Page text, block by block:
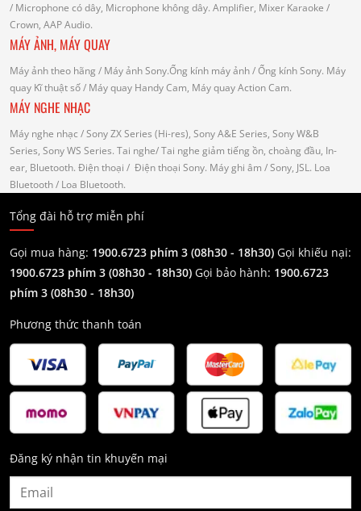
/ Microphone có dây, Microphone không dây. Amplifier, Mixer Karaoke /
Crown, AAP Audio.
MÁY ẢNH, MÁY QUAY
Máy ảnh theo hãng / Máy ảnh Sony.Ống kính máy ảnh / Ống kính Sony. Máy
quay Kĩ thuật số/ Máy quay Handy Cam, Máy quay Action Cam.
MÁY NGHE NHẠC
Máy nghe nhạc / Sony ZX Series (Hi-res), Sony A&E Series, Sony W&B
Series, Sony WS Series. Tai nghe/ Tai nghe giảm tiếng ồn, choàng đầu, In-
ear, Bluetooth. Điện thoại / Điện thoại Sony. Máy ghi âm / Sony, JSL. Loa
Bluetooth/ Loa Bluetooth.
Tổng đài hỗ trợ miễn phí
Gọi mua hàng: 1900.6723 phím 3 (08h30 - 18h30) Gọi khiếu nại:
1900.6723 phím 3 (08h30 - 18h30) Gọi bảo hành: 1900.6723
phím 3 (08h30 - 18h30)
Phương thức thanh toán
Đăng ký nhận tin khuyến mại